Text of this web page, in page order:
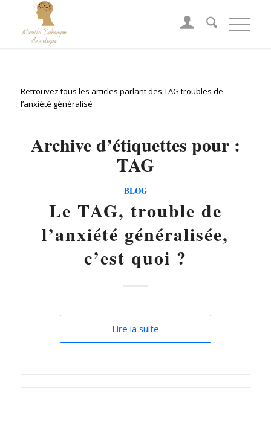
Retrouvez tous les articles parlant des TAG troubles de
l’anxiété généralisé
Archive d’étiquettes pour :
TAG
BLOG
Le TAG, trouble de
l’anxiété généralisée,
c’est quoi ?
Lire la suite